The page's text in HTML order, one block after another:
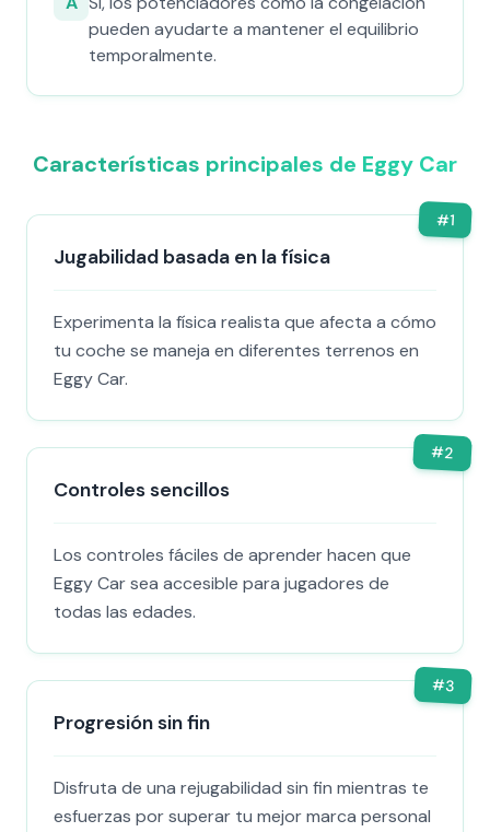
pueden ayudarte a mantener el equilibrio
temporalmente.
Características principales de Eggy Car
#1
Jugabilidad basada en la física
Experimenta la física realista que afecta a cómo
tu coche se maneja en diferentes terrenos en
Eggy Car.
#2
Controles sencillos
Los controles fáciles de aprender hacen que
Eggy Car sea accesible para jugadores de
todas las edades.
#3
Progresión sin fin
Disfruta de una rejugabilidad sin fin mientras te
esfuerzas por superar tu mejor marca personal